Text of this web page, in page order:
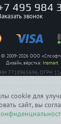
cookie для
сайт, вы
495 984
звонок
© 2009-2026 ООО
Дизайн, вёрстка: Insmart
7718965696, ОГРН
437 Гражданского
имеются
устройств могут